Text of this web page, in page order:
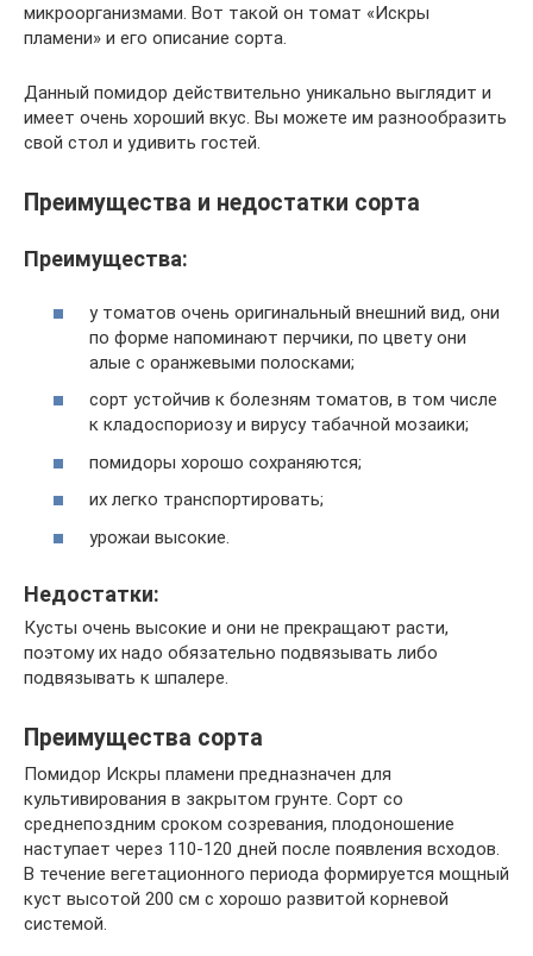
микроорганизмами. Вот такой он томат «Искры
пламени» и его описание сорта.
Данный помидор действительно уникально выглядит и
имеет очень хороший вкус. Вы можете им разнообразить
свой стол и удивить гостей.
Преимущества и недостатки сорта
Преимущества:
у томатов очень оригинальный внешний вид, они
по форме напоминают перчики, по цвету они
алые с оранжевыми полосками;
сорт устойчив к болезням томатов, в том числе
к кладоспориозу и вирусу табачной мозаики;
помидоры хорошо сохраняются;
их легко транспортировать;
урожаи высокие.
Недостатки:
Кусты очень высокие и они не прекращают расти,
поэтому их надо обязательно подвязывать либо
подвязывать к шпалере.
Преимущества сорта
Помидор Искры пламени предназначен для
культивирования в закрытом грунте. Сорт со
среднепоздним сроком созревания, плодоношение
наступает через 110-120 дней после появления всходов.
В течение вегетационного периода формируется мощный
куст высотой 200 см с хорошо развитой корневой
системой.